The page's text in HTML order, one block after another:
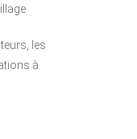
les
à